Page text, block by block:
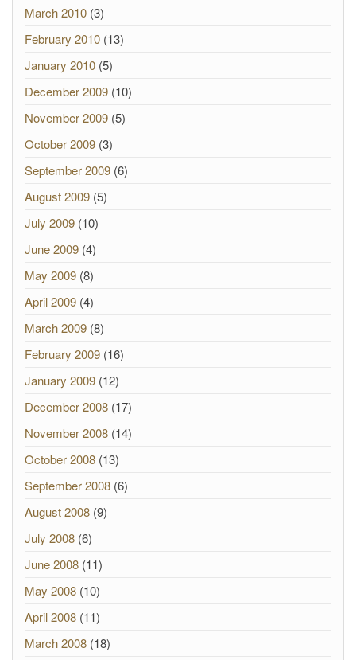
March 2010 (3)
February 2010 (13)
January 2010 (5)
December 2009 (10)
November 2009 (5)
October 2009 (3)
September 2009 (6)
August 2009 (5)
July 2009 (10)
June 2009 (4)
May 2009 (8)
April 2009 (4)
March 2009 (8)
February 2009 (16)
January 2009 (12)
December 2008 (17)
November 2008 (14)
October 2008 (13)
September 2008 (6)
August 2008 (9)
July 2008 (6)
June 2008 (11)
May 2008 (10)
April 2008 (11)
March 2008 (18)